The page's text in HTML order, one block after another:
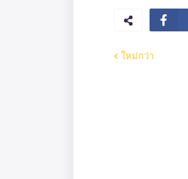
ใหม่กว่า